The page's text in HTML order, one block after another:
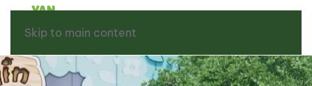
Skip to main content